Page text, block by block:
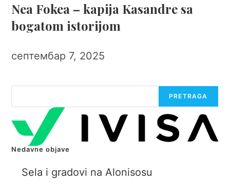
Nea Fokea – kapija Kasandre sa
bogatom istorijom
септембар 7, 2025
PRETRAGA
Nedavne objave
Sela i gradovi na Alonisosu